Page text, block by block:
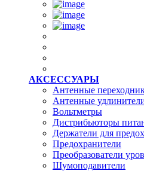
АКСЕССУАРЫ
Антенные
Антенные
Вольтметры
Дистрибьюторы
Держатели для
Предохранители
Преобразователи
Шумоподавители